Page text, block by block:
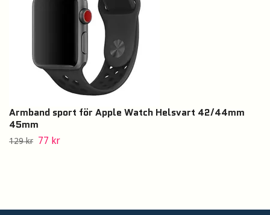
Armband sport för Apple Watch Helsvart 42/44mm
45mm
129 kr 77 kr